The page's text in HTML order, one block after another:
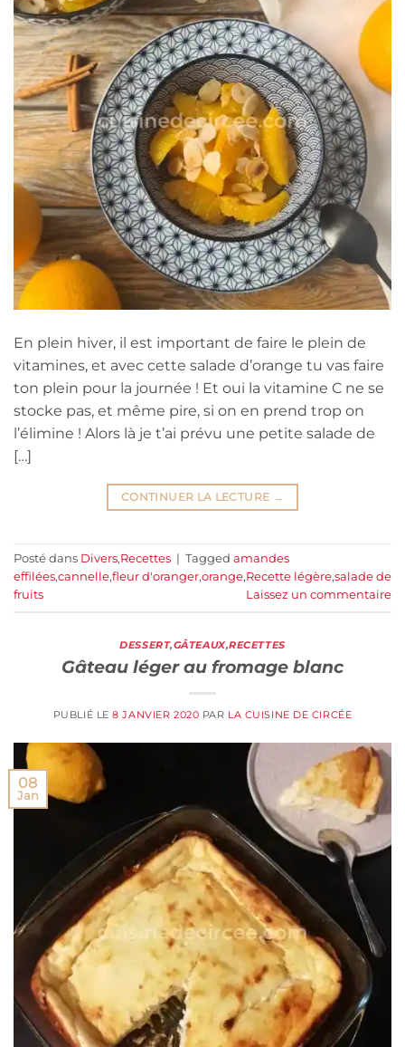
En plein hiver, il est important de faire le plein de
vitamines, et avec cette salade d’orange tu vas faire
ton plein pour la journée ! Et oui la vitamine C ne se
stocke pas, et même pire, si on en prend trop on
l’élimine ! Alors là je t’ai prévu une petite salade de
[…]
CONTINUER LA LECTURE →
Posté dans Divers,Recettes | Tagged amandes
effilées,cannelle,fleur d'oranger,orange,Recette légère,salade de
fruits
Laissez un commentaire
DESSERT,GÂTEAUX,RECETTES
Gâteau léger au fromage blanc
PUBLIÉ LE8 JANVIER 2020 PAR LA CUISINE DE CIRCÉE
08
Jan